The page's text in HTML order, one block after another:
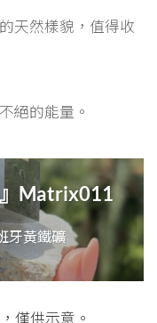
天然樣貌，值得收
絕的能量。
』Matrix011
牙黃鐵礦
僅供示意。